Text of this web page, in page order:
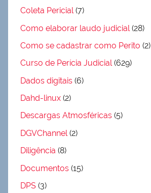
Coleta Pericial(7)
Como elaborar laudo judicial (28)
Como se cadastrar como Perito (2)
Curso de Perícia Judicial(629)
Dados digitais (6)
Dahd-linux (2)
Descargas Atmosféricas (5)
DGVChannel(2)
Diligência (8)
Documentos (15)
DPS (3)